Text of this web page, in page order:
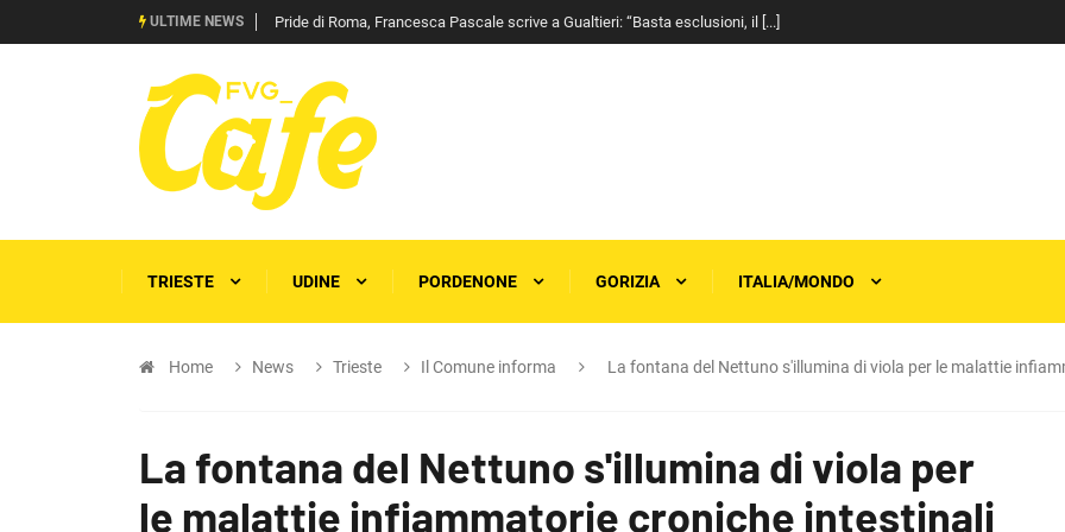
ULTIME NEWS Pride di Roma, Francesca Pascale scrive a Gualtieri: “Basta esclusioni, il [...]
TRIESTE UDINE PORDENONE GORIZIA ITALIA/MONDO
Home News Trieste Il Comune informa La fontana del Nettuno s'illumina di viola per le malattie
La fontana del Nettuno s'illumina di viola per
le malattie infiammatorie croniche intestinali